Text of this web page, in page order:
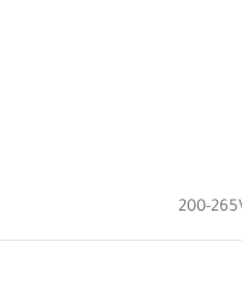
200-